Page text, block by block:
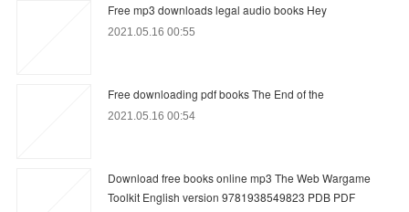
Free mp3 downloads legal audio books Hey
2021.05.16 00:55
Free downloading pdf books The End of the
2021.05.16 00:54
Download free books online mp3 The Web Wargame
Toolkit English version 9781938549823 PDB PDF